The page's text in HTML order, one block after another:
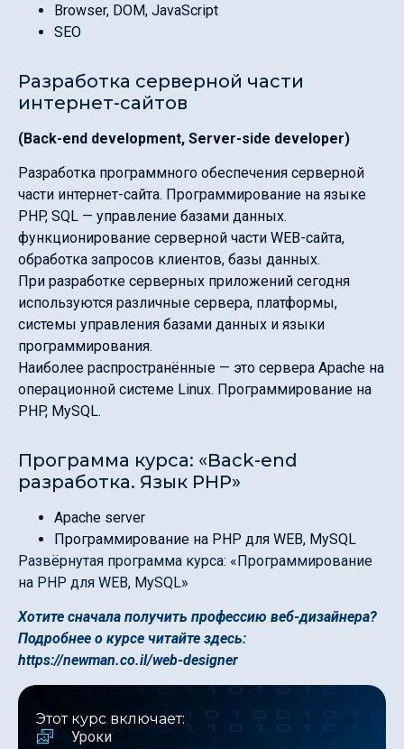
Browser, DOM, JavaScript
SEO
Разработка серверной части
интернет-сайтов
(Back-end development, Server-side developer)
Разработка программного обеспечения серверной
части интернет-сайта. Программирование на языке
PHP, SQL — управление базами данных.
функционирование серверной части WEB-сайта,
обработка запросов клиентов, базы данных.
При разработке серверных приложений сегодня
используются различные сервера, платформы,
системы управления базами данных и языки
программирования.
Наиболее распространённые — это сервера Apache на
операционной системе Linux. Программирование на
PHP, MySQL.
Программа курса: «Back-end
разработка. Язык PHP»
Apache server
Программирование на PHP для WEB, MySQL
Развёрнутая программа курса: «Программирование
на PHP для WEB, MySQL»
Хотите сначала получить профессию веб-дизайнера?
Подробнее о курсе читайте здесь:
https://newman.co.il/web-designer
Этот курс включает:
Уроки